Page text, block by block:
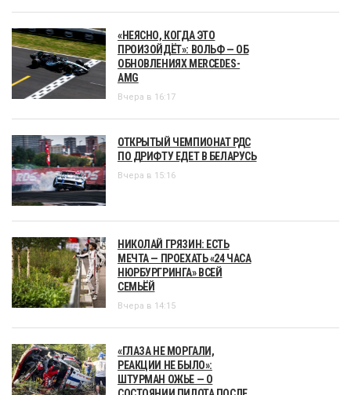
«НЕЯСНО, КОГДА ЭТО
ПРОИЗОЙДЁТ»: ВОЛЬФ — ОБ
ОБНОВЛЕНИЯХ MERCEDES-
AMG
Вчера в 16:17
ОТКРЫТЫЙ ЧЕМПИОНАТ РДС
ПО ДРИФТУ ЕДЕТ В БЕЛАРУСЬ
Вчера в 15:16
НИКОЛАЙ ГРЯЗИН: ЕСТЬ
МЕЧТА — ПРОЕХАТЬ «24 ЧАСА
НЮРБУРГРИНГА» ВСЕЙ
СЕМЬЁЙ
Вчера в 14:15
«ГЛАЗА НЕ МОРГАЛИ,
РЕАКЦИИ НЕ БЫЛО»:
ШТУРМАН ОЖЬЕ — О